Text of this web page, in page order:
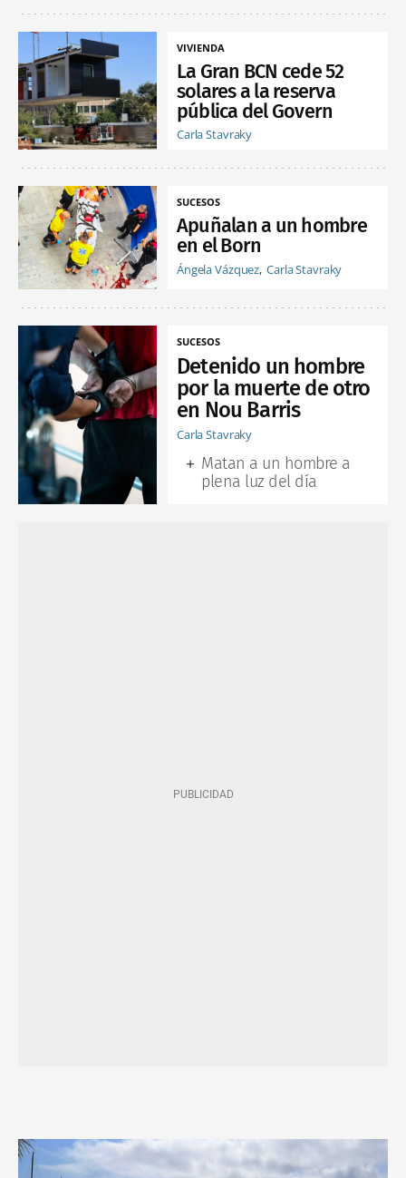
VIVIENDA
La Gran BCN cede 52
solares a la reserva
pública del Govern
Carla Stavraky
SUCESOS
Apuñalan a un hombre
en el Born
Ángela Vázquez Carla Stavraky
SUCESOS
Detenido un hombre
por la muerte de otro
en Nou Barris
Carla Stavraky
Matan a un hombre a
plena luz del día